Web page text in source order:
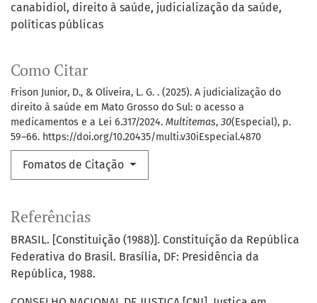
canabidiol direito à saúde judicialização da saúde
políticas públicas
Como Citar
Frison Junior, D., & Oliveira, L. G. . (2025). A judicialização do
direito à saúde em Mato Grosso do Sul: o acesso a
medicamentos e a Lei 6.317/2024. Multitemas, 30(Especial), p.
59–66. https://doi.org/10.20435/multi.v30iEspecial.4870
Fomatos de Citação
Referências
BRASIL. [Constituição (1988)]. Constituição da República
Federativa do Brasil. Brasília, DF: Presidência da
República, 1988.